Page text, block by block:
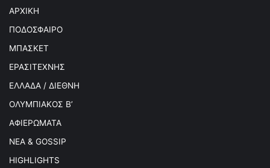
ΑΡΧΙΚΗ
ΠΟΔΟΣΦΑΙΡΟ
ΜΠΑΣΚΕΤ
ΕΡΑΣΙΤΕΧΝΗΣ
ΕΛΛΑΔΑ / ΔΙΕΘΝΗ
ΟΛΥΜΠΙΑΚΟΣ Β’
ΑΦΙΕΡΩΜΑΤΑ
ΝΕΑ & GOSSIP
HIGHLIGHTS